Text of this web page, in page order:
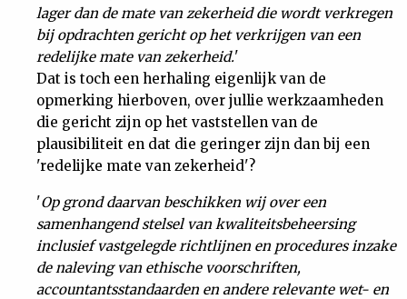
lager dan de mate van zekerheid die wordt verkregen
bij opdrachten gericht op het verkrijgen van een
redelijke mate van zekerheid.'
Dat is toch een herhaling eigenlijk van de
opmerking hierboven, over jullie werkzaamheden
die gericht zijn op het vaststellen van de
plausibiliteit en dat die geringer zijn dan bij een
'redelijke mate van zekerheid'?
'Op grond daarvan beschikken wij over een
samenhangend stelsel van kwaliteitsbeheersing
inclusief vastgelegde richtlijnen en procedures inzake
de naleving van ethische voorschriften,
accountantsstandaarden en andere relevante wet- en